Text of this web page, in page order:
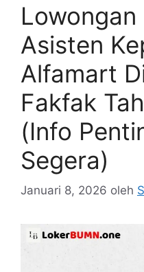
Lowongan
Asisten
Alfamart
Fakfak
(Info
Segera)
Januari 8, 2026 oleh